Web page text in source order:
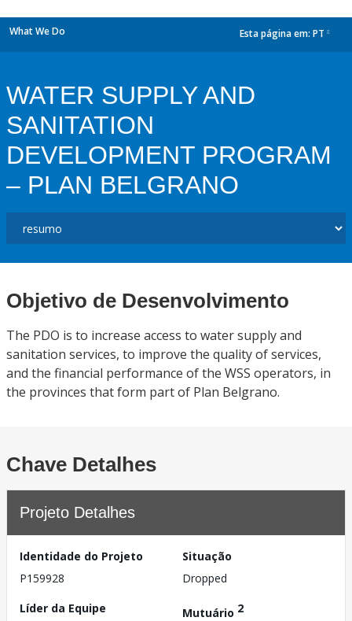
What We Do Esta página em: PT
WATER SUPPLY AND
SANITATION
DEVELOPMENT PROGRAM
– PLAN BELGRANO
Objetivo de Desenvolvimento
The PDO is to increase access to water supply and
sanitation services, to improve the quality of services,
and the financial performance of the WSS operators, in
the provinces that form part of Plan Belgrano.
Chave Detalhes
Projeto Detalhes
Identidade do Projeto
P159928
Situação
Dropped
Líder da Equipe
Mutuário 2